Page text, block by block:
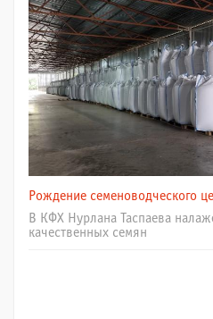
Рождение семеноводческого
В КФХ Нурлана Таспаева
качественных семян